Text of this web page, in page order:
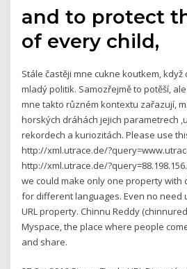
and to protect
of every child,
Stále častěji mne cukne koutkem, když
mladý politik. Samozřejmě to potěší,
mne takto různém kontextu zařazují,
horských dráhách jejich parametrech
rekordech a kuriozitách. Please use
http://xml.utrace.de/
http://xml.utrace.de/
we could make only one property with
for different languages. Even no
URL property. Chinnu Reddy
Myspace, the place where people
and share.